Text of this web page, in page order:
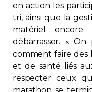
Médias
FAQ
en action les
tri, ainsi que la
matériel
débarrasser. « On
comment faire des
et de santé liés
respecter ceux